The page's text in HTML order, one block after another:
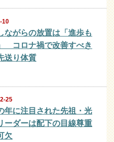
10
ながらの放置は「進歩も
コロナ禍で改善すべき
送り体質
25
年に注目された先祖・光
ダーは配下の目線尊重
欠